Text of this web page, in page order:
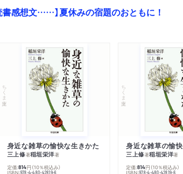
書感想文……】夏休みの宿題のおともに！
ちくま文庫
身近な雑草の愉快な生きかた
三上修著稲垣栄洋著
定価:814円 （10％税込み）
ISBN:978-4-480-42819-6
ちくま文庫
身近な雑草の愉
三上修著稲垣栄洋著
定価:814円 （10％税込み）
ISBN:978-4-480-42819-6